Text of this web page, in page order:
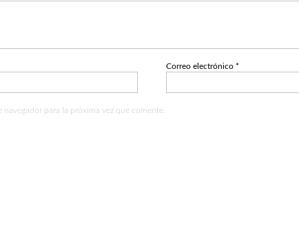
Correo electrónico *
para la próxima vez que comente.